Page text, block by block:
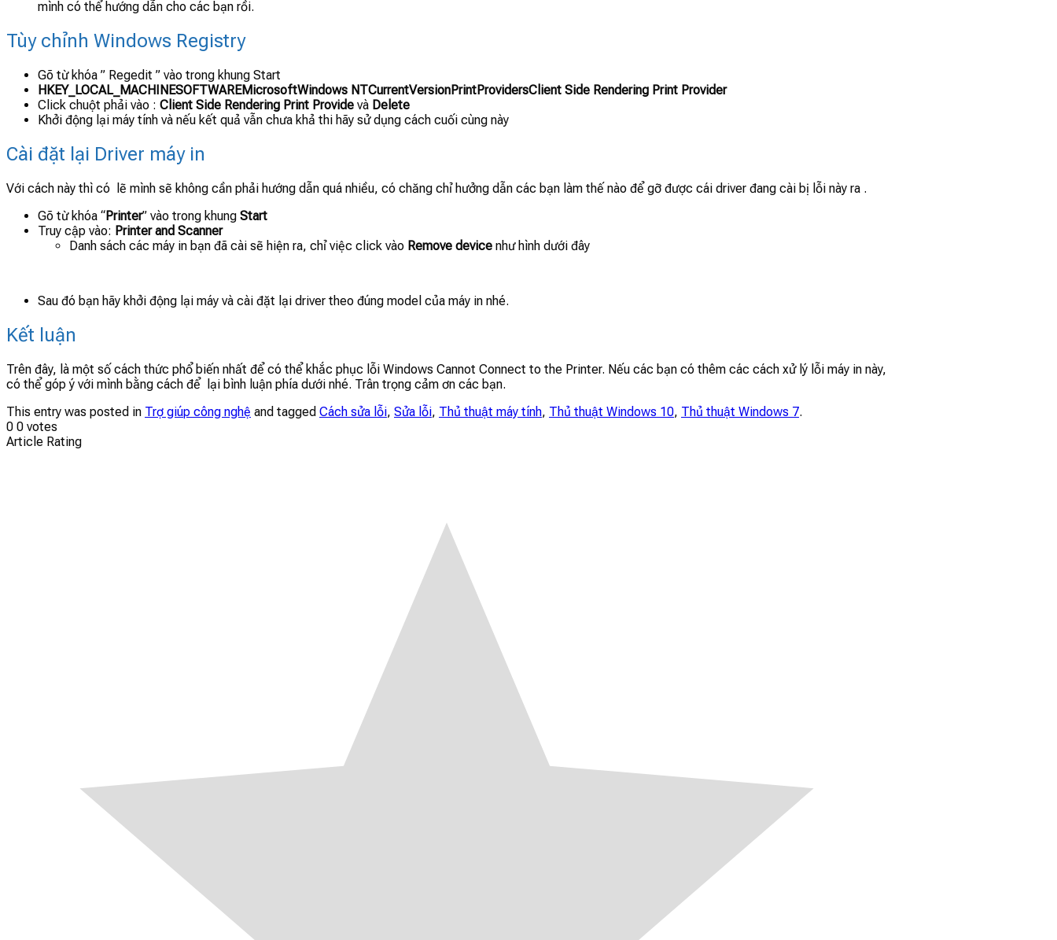
mình có thể hướng dẫn cho các bạn rồi.
Tùy chỉnh Windows Registry
Gõ từ khóa ” Regedit ” vào trong khung Start
HKEY_LOCAL_MACHINESOFTWAREMicrosoftWindows NTCurrentVersionPrintProvidersClient Side Rendering Print Provider
Click chuột phải vào : Client Side Rendering Print Provide và Delete
Khởi động lại máy tính và nếu kết quả vẫn chưa khả thi hãy sử dụng cách cuối cùng này
Cài đặt lại Driver máy in
Với cách này thì có lẽ mình sẽ không cần phải hướng dẫn quá nhiều, có chăng chỉ hưởng dẫn các bạn làm thế nào để gỡ được cái driver đang cài bị lỗi này ra .
Gõ từ khóa “Printer” vào trong khung Start
Truy cập vào: Printer and Scanner
Danh sách các máy in bạn đã cài sẽ hiện ra, chỉ việc click vào Remove device như hình dưới đây
Sau đó bạn hãy khởi động lại máy và cài đặt lại driver theo đúng model của máy in nhé.
Kết luận
Trên đây, là một số cách thức phổ biến nhất để có thể khắc phục lỗi Windows Cannot Connect to the Printer. Nếu các bạn có thêm các cách xử lý lỗi máy in này,
có thể góp ý với mình bằng cách để lại bình luận phía dưới nhé. Trân trọng cảm ơn các bạn.
This entry was posted in Trợ giúp công nghệ and tagged Cách sửa lỗi, Sửa lỗi, Thủ thuật máy tính, Thủ thuật Windows 10, Thủ thuật Windows 7.
0 0 votes
Article Rating